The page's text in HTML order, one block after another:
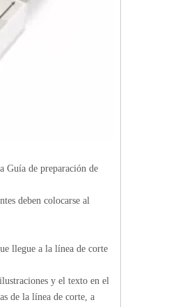
Guía de preparación de
deben colocarse al
llegue a la línea de corte
y el texto en el
de la línea de corte, a